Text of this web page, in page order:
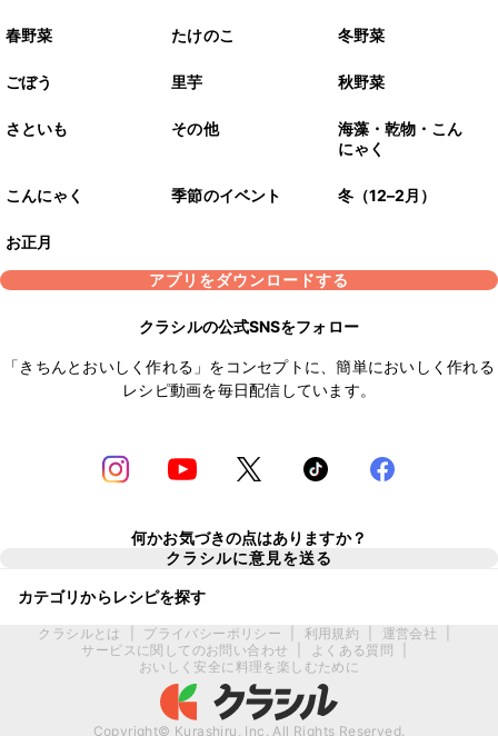
春野菜 たけのこ 冬野菜
ごぼう 里芋 秋野菜
さといも その他
海藻・乾物・こん
にゃく
こんにゃく 季節のイベント 冬（12–2月）
お正月
アプリをダウンロードする
クラシルの公式SNSをフォロー
「きちんとおいしく作れる」をコンセプトに、簡単においしく作れる
レシピ動画を毎日配信しています。
何かお気づきの点はありますか？
クラシルに意見を送る
カテゴリからレシピを探す
クラシルとは プライバシーポリシー 利用規約 運営会社
サービスに関してのお問い合わせ
よくある質問
おいしく安全に料理を楽しむために
Copyright© Kurashiru, Inc. All Rights Reserved.